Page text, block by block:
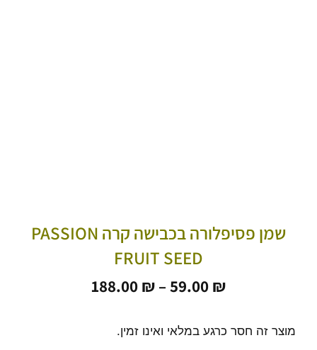
שמן פסיפלורה בכבישה קרה PASSION
FRUIT SEED
59.00 ₪
–
188.00 ₪
מוצר זה חסר כרגע במלאי ואינו זמין.